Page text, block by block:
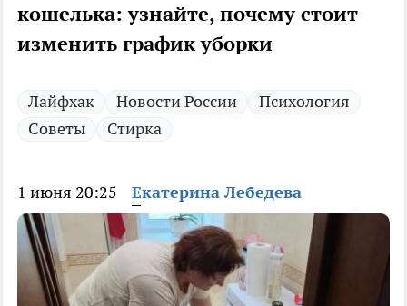
кошелька: узнайте, почему стоит
изменить график уборки
Лайфхак Новости России
Психология
Советы
Стирка
1 июня 20:25 Екатерина Лебедева